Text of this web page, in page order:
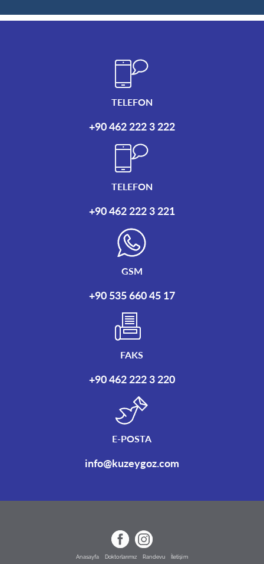
TELEFON
+90 462 222 3 222
TELEFON
+90 462 222 3 221
GSM
+90 535 660 45 17
FAKS
+90 462 222 3 220
E-POSTA
info@kuzeygoz.com
Anasayfa Doktorlarımız Randevu İletişim